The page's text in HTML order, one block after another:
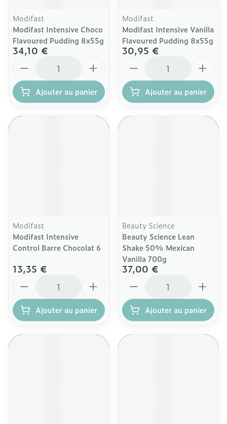
Modifast
Modifast Intensive Choco
Flavoured Pudding 8x55g
34,10 €
Ajouter au panier
Modifast
Modifast Intensive Vanilla
Flavoured Pudding 8x55g
30,95 €
Ajouter au panier
Modifast
Modifast Intensive
Control Barre Chocolat 6
13,35 €
Ajouter au panier
Beauty Science
Beauty Science Lean
Shake 50% Mexican
Vanilla 700g
37,00 €
Ajouter au panier